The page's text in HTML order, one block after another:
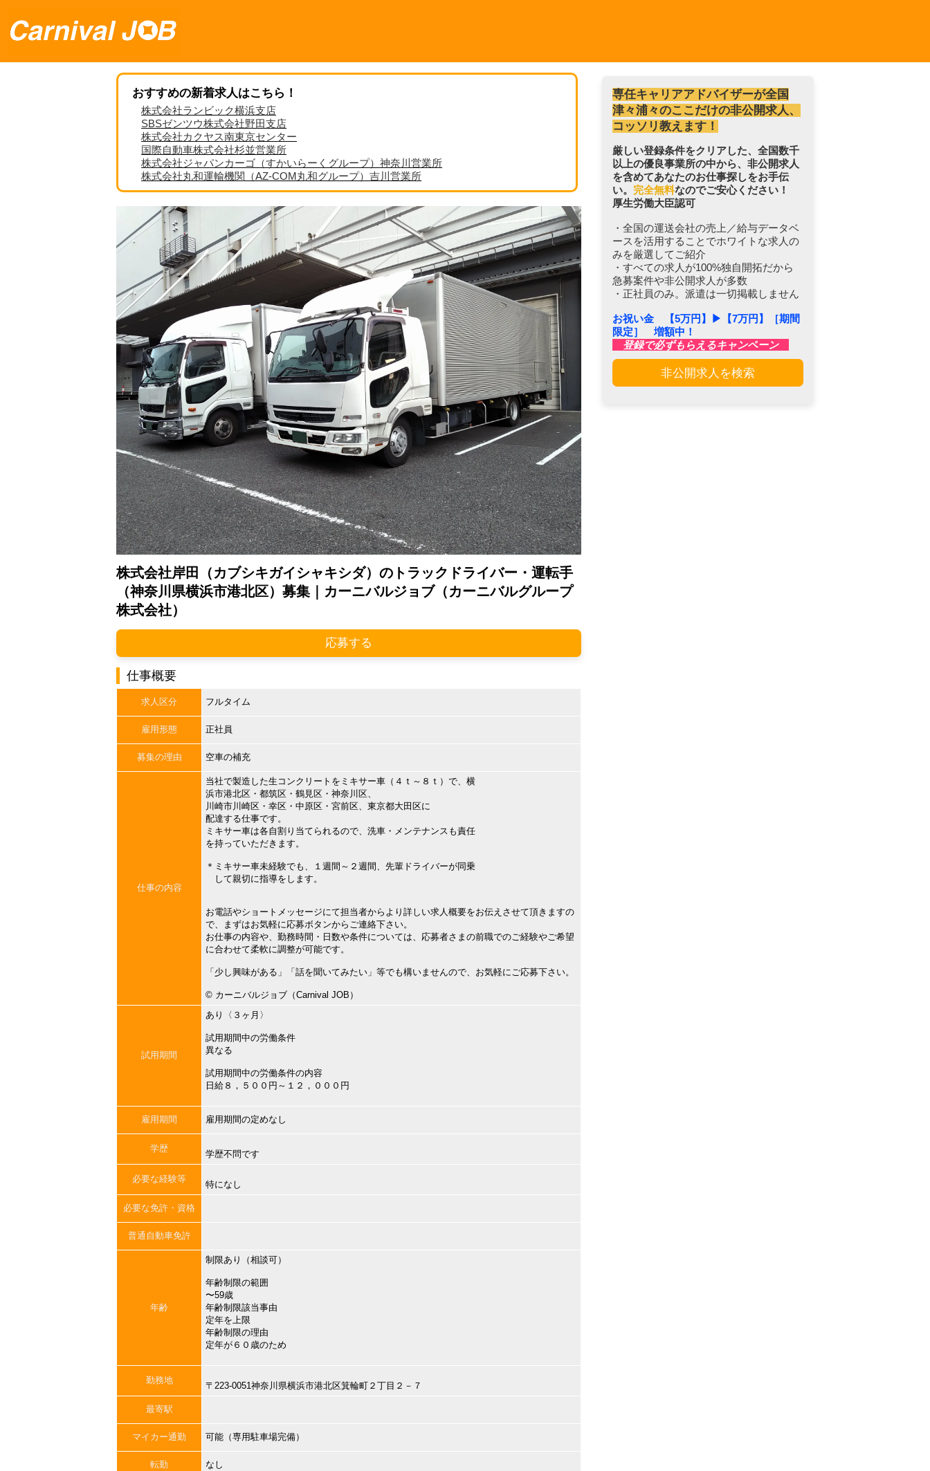
おすすめの新着求人はこちら！
株式会社ランビック横浜支店
SBSゼンツウ株式会社野田支店
株式会社カクヤス南東京センター
国際自動車株式会社杉並営業所
株式会社ジャパンカーゴ（すかいらーくグループ）神奈川営業所
株式会社丸和運輸機関（AZ-COM丸和グループ）吉川営業所
株式会社岸田（カブシキガイシャキシダ）のトラックドライバー・運転手
（神奈川県横浜市港北区）募集｜カーニバルジョブ（カーニバルグループ
株式会社）
応募する
仕事概要
求人区分 フルタイム
雇用形態 正社員
募集の理由 空車の補充
仕事の内容
当社で製造した生コンクリートをミキサー車（４ｔ～８ｔ）で、横
浜市港北区・都筑区・鶴見区・神奈川区、
川崎市川崎区・幸区・中原区・宮前区、東京都大田区に
配達する仕事です。
ミキサー車は各自割り当てられるので、洗車・メンテナンスも責任
を持っていただきます。
＊ミキサー車未経験でも、１週間～２週間、先輩ドライバーが同乗
して親切に指導をします。
お電話やショートメッセージにて担当者からより詳しい求人概要をお伝えさせて頂きますの
で、まずはお気軽に応募ボタンからご連絡下さい。
お仕事の内容や、勤務時間・日数や条件については、応募者さまの前職でのご経験やご希望
に合わせて柔軟に調整が可能です。
「少し興味がある」「話を聞いてみたい」等でも構いませんので、お気軽にご応募下さい。
©︎ カーニバルジョブ（Carnival JOB）
試用期間
あり〈３ヶ月〉
試用期間中の労働条件
異なる
試用期間中の労働条件の内容
日給８，５００円～１２，０００円
雇用期間 雇用期間の定めなし
学歴
学歴不問です
必要な経験等
特になし
必要な免許・資格
普通自動車免許
年齢
制限あり（相談可）
年齢制限の範囲
〜59歳
年齢制限該当事由
定年を上限
年齢制限の理由
定年が６０歳のため
勤務地
〒223-0051神奈川県横浜市港北区箕輪町２丁目２－７
最寄駅
マイカー通勤 可能（専用駐車場完備）
転勤 なし
専任キャリアアドバイザーが全国
津々浦々のここだけの非公開求人、
コッソリ教えます！
厳しい登録条件をクリアした、全国数千
以上の優良事業所の中から、非公開求人
を含めてあなたのお仕事探しをお手伝
い。 完全無料なのでご安心ください！
厚生労働大臣認可
・全国の運送会社の売上／給与データベ
ースを活用することでホワイトな求人の
みを厳選してご紹介
・すべての求人が100%独自開拓だから
急募案件や非公開求人が多数
・正社員のみ。派遣は一切掲載しません
お祝い金 【5万円】▶︎【7万円】［期間
限定］ 増額中！
登録で必ずもらえるキャンペーン
非公開求人を検索